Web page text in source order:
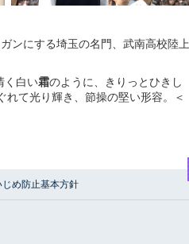
ンにする埼玉の名門、武南高校陸上
く白い霜のように、きりっとひきし
て光り輝き、節操の堅い形容。＜
じめ防止基本方針